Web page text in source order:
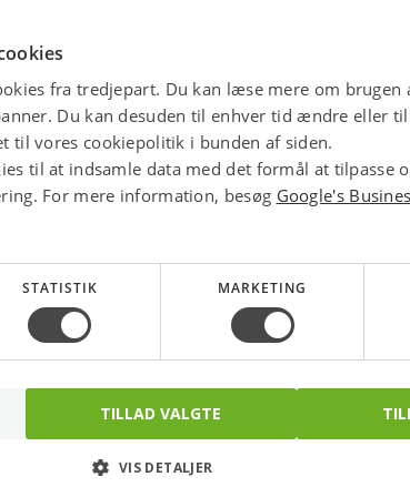
4.1
1.1/2''. DN40. EN1092-
fra tredjepart. Du kan læse mere om brugen
Du kan desuden til enhver tid ændre eller
til vores cookiepolitik i bunden af siden.
til at indsamle data med det formål at tilpasse
For mere information, besøg Google's
STATISTIK MARKETING
TILLAD VALGTE
VIS DETALJER